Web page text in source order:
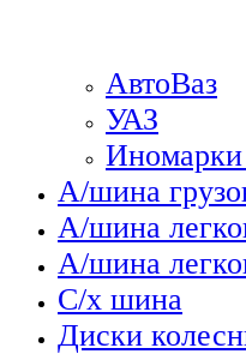
АвтоВаз
УАЗ
Иномарки
А/шина
А/шина
А/шина
С/х шина
Диски